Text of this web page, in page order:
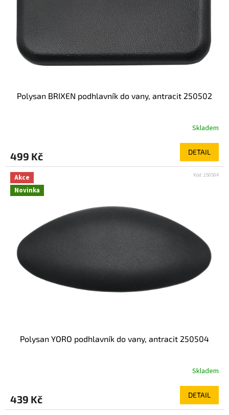
Polysan BRIXEN podhlavník do vany, antracit 250502
Skladem
499 Kč DETAIL
Akce
Novinka
Polysan YORO podhlavník do vany, antracit 250504
Skladem
439 Kč DETAIL
Kód:250504